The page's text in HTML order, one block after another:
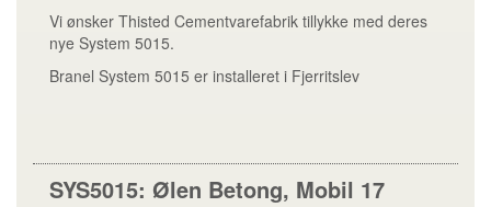
Vi ønsker Thisted Cementvarefabrik tillykke med deres
nye System 5015.
Branel System 5015 er installeret i Fjerritslev
SYS5015: Ølen Betong, Mobil 17